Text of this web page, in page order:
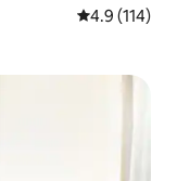
平均评分 4.9
4.9 (114)